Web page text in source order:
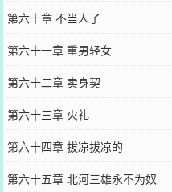
第六十章 不当人了
第六十一章 重男轻女
第六十二章 卖身契
第六十三章 火礼
第六十四章 拔凉拔凉的
第六十五章 北河三雄永不为奴